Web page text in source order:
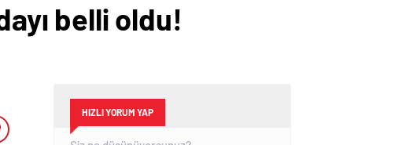
belli oldu!
HIZLI YORUM YAP